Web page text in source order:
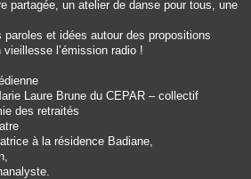
partagée, un atelier de danse pour tous, une
et idées autour des propositions
l’émission radio !
Laure Brune du CEPAR – collectif
des retraités
à la résidence Badiane,